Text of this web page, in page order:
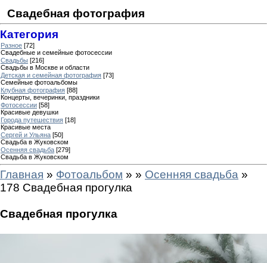
Свадебная фотография
Категория
Разное [72]
Свадебные и семейные фотосессии
Свадьбы [216]
Свадьбы в Москве и области
Детская и семейная фотография [73]
Семейные фотоальбомы
Клубная фотография [88]
Концерты, вечеринки, праздники
Фотосессии [58]
Красивые девушки
Города путешествия [18]
Красивые места
Сергей и Ульяна [50]
Свадьба в Жуковском
Осенняя свадьба [279]
Свадьба в Жуковском
Главная » Фотоальбом » » Осенняя свадьба »
178 Свадебная прогулка
Свадебная прогулка